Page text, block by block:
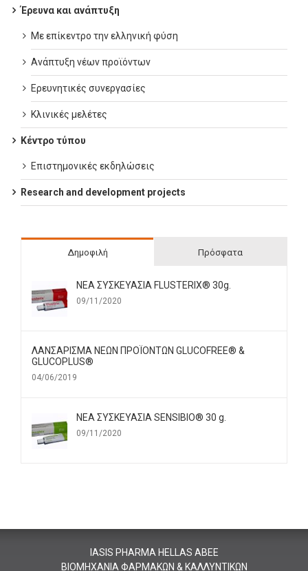
Έρευνα και ανάπτυξη
Με επίκεντρο την ελληνική φύση
Ανάπτυξη νέων προϊόντων
Ερευνητικές συνεργασίες
Κλινικές μελέτες
Κέντρο τύπου
Επιστημονικές εκδηλώσεις
Research and development projects
Δημοφιλή Πρόσφατα
ΝΕΑ ΣΥΣΚΕΥΑΣΙΑ FLUSTERIX® 30g.
09/11/2020
ΛΑΝΣΑΡΙΣΜΑ ΝΕΩΝ ΠΡΟΪΟΝΤΩΝ GLUCOFREE® &
GLUCOPLUS®
04/06/2019
ΝΕΑ ΣΥΣΚΕΥΑΣΙΑ SENSIBIO® 30 g.
09/11/2020
IASIS PHARMA HELLAS ABEE
BIOMHXANIΑ ΦΑΡΜΑΚΩΝ & ΚΑΛΛΥΝΤΙΚΩN